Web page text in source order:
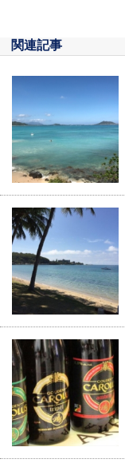
関連記事